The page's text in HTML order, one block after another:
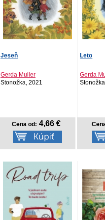
Jeseň
Gerda Muller
Stonožka, 2021
Cena od: 4,66 €
Leto
Gerda